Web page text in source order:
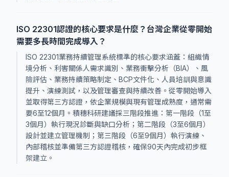
ISO 22301認證的核心要求是什麼？台灣企業從零開始
需要多長時間完成導入？
ISO 22301業務持續管理系統標準的核心要求涵蓋：組織情
境分析、利害關係人需求識別、業務衝擊分析（BIA）、風
險評估、業務持續策略制定、BCP文件化、人員培訓與意識
提升、演練測試，以及管理審查與持續改善。從零開始導入
並取得第三方認證，依企業規模與現有管理成熟度，通常需
要6至12個月。積穗科研建議採三階段推進：第一階段（1至
3個月）執行現況診斷與缺口分析；第二階段（3至6個月）
設計並建立管理機制；第三階段（6至9個月）執行演練、
內部稽核並準備第三方認證稽核，確保90天內完成初步框
架建立。